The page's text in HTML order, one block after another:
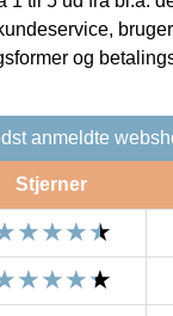
og
anmeldte
Stjerner